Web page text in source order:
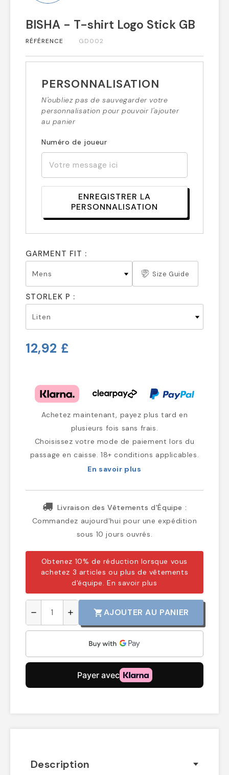
BISHA - T-shirt Logo Stick GB
RÉFÉRENCE GD002
PERSONNALISATION
N'oubliez pas de sauvegarder votre
personnalisation pour pouvoir l'ajouter
au panier
Numéro de joueur
ENREGISTRER LA
PERSONNALISATION
GARMENT FIT :
Size Guide
STORLEK P :
12,92 £
Achetez maintenant, payez plus tard en
plusieurs fois sans frais.
Choisissez votre mode de paiement lors du
passage en caisse. 18+ conditions applicables.
En savoir plus
Livraison des Vêtements d'Équipe :
Commandez aujourd'hui pour une expédition
sous 10 jours ouvrés.
Obtenez 10% de réduction lorsque vous
achetez 3 articles ou plus de vêtements
d'équipe.En savoir plus
remove add shopping_cartAJOUTER AU PANIER
Description